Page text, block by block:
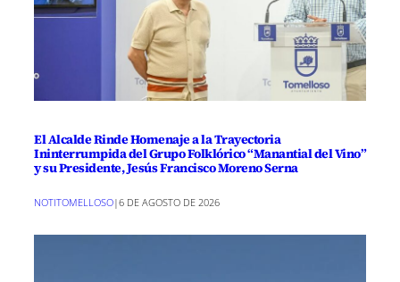
El Alcalde Rinde Homenaje a la Trayectoria
Ininterrumpida del Grupo Folklórico “Manantial del Vino”
y su Presidente, Jesús Francisco Moreno Serna
NOTITOMELLOSO|6 DE AGOSTO DE 2026